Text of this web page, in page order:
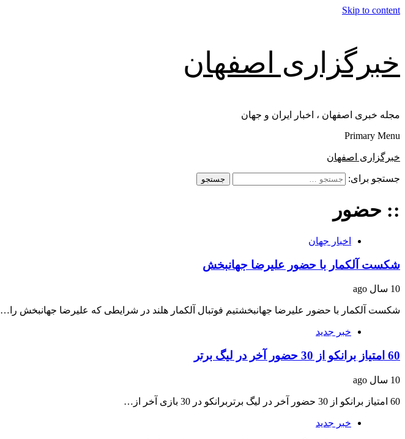
Skip to content
خبرگزاری اصفهان
مجله خبری اصفهان ، اخبار ایران و جهان
Primary Menu
خبرگزاری اصفهان
جستجو برای:
:: حضور
اخبار جهان
شکست آلکمار با حضور علیرضا جهانبخش
10 سال ago
شکست آلکمار با حضور علیرضا جهانبخشتیم فوتبال آلکمار هلند در شرایطی که علیرضا جهانبخش را…
خبر جدید
60 امتیاز برانکو از 30 حضور آخر در لیگ برتر
10 سال ago
60 امتیاز برانکو از 30 حضور آخر در لیگ برتربرانکو در 30 بازی آخر از…
خبر جدید